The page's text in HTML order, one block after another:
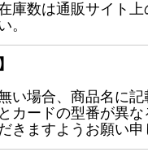
庫数は通販サイト
。
い場合、商品名に
カードの型番が異
きますようお願い申